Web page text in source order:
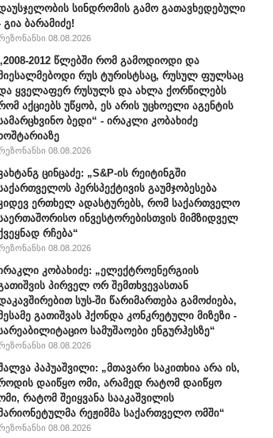
სინდრომის გამო გათავხედებული
გია ბარამიძე!
08.08.2026
2012 წლებში რომ გამოდიოდი და
რუს ტურისტსაც, რუსულ ფულსაც
ყველაფერ რუსულს და ახლა ქორწილებს
აქციებს უწყობ, ეს არის უცხოელი აგენტის
ბედი“ - ირაკლი კობახიძე
08.08.2026
ცინცაძე: „S&P-ის რეიტინგში
პერსპექტივის გაუმჯობესება
ერთხელ ადასტურებს, რომ საქართველო
ინვესტორებისთვის მიმზიდველ
რჩება“
08.08.2026
კობახიძე: „ელექტროენერგიის
პირველ ორ შემთხვევასთან
სუს-ში წარიმართება გამოძიება,
გათიშვას ჰქონდა კონკრეტული მიზეზი -
სამუშაოები ენგურჰესზე“
08.08.2026
პაპუაშვილი: „მთავარი საკითხია არა ის,
დაიწყო ომი, არამედ რატომ დაიწყო
რატომ შეიყვანა სააკაშვილის
რეჟიმმა საქართველო ომში“
08.08.2026